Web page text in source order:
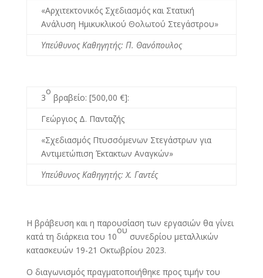
«Aρχιτεκτονικός Σχεδιασμός και Στατική
Ανάλυση Ημικυκλικού Θολωτού Στεγάστρου»
Υπεύθυνος Καθηγητής: Π. Θανόπουλος
3
ο
βραβείο: [500,00 €]:
Γεώργιος Δ. Πανταζής
«Σχεδιασμός Πτυσσόμενων Στεγάστρων για
Αντιμετώπιση Έκτακτων Αναγκών»
Υπεύθυνος Καθηγητής: X. Γαντές
Η βράβευση και η παρουσίαση των εργασιών θα γίνει
κατά τη διάρκεια του 10
ου
συνεδρίου μεταλλικών
κατασκευών 19-21 Οκτωβρίου 2023.
Ο διαγωνισμός πραγματοποιήθηκε προς τιμήν του